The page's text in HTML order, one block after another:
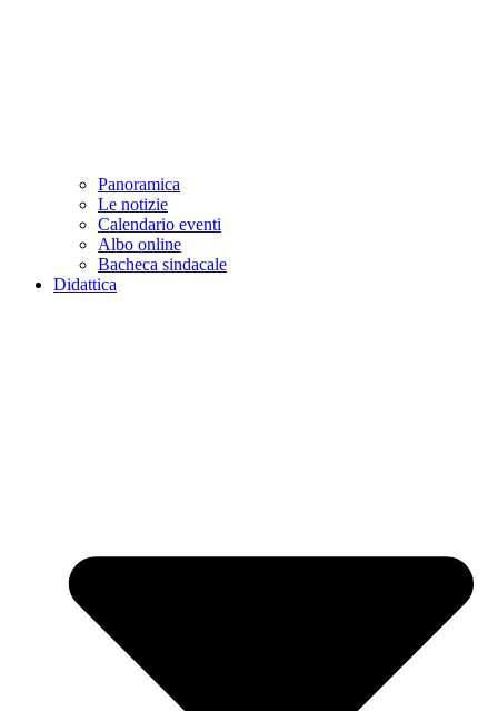
Panoramica
Le notizie
Calendario eventi
Albo online
Bacheca sindacale
Didattica